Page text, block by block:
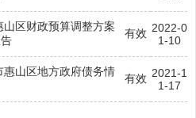
山区财政预算调整方案
有效 2022-0
1-10
惠山区地方政府债务情
有效 2021-1
1-17